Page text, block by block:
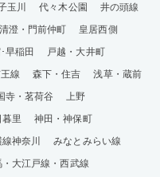
玉川 代々木公園
井の頭線
清澄・門前仲町
皇居西側
早稲田
戸越・大井町
線 森下・住吉
浅草・蔵前
寺・茗荷谷
上野
里
神田・神保町
神奈川
みなとみらい線
・大江戸線・西武線